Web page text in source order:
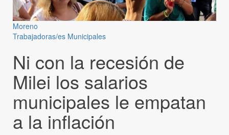
Moreno
Trabajadoras/es Municipales
Ni con la recesión de
Milei los salarios
municipales le empatan
a la inflación